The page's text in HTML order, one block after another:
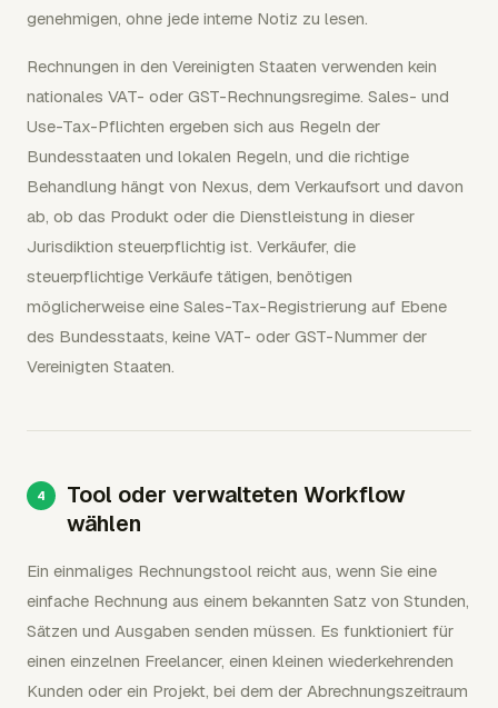
genehmigen, ohne jede interne Notiz zu lesen.
Rechnungen in den Vereinigten Staaten verwenden kein
nationales VAT- oder GST-Rechnungsregime. Sales- und
Use-Tax-Pflichten ergeben sich aus Regeln der
Bundesstaaten und lokalen Regeln, und die richtige
Behandlung hängt von Nexus, dem Verkaufsort und davon
ab, ob das Produkt oder die Dienstleistung in dieser
Jurisdiktion steuerpflichtig ist. Verkäufer, die
steuerpflichtige Verkäufe tätigen, benötigen
möglicherweise eine Sales-Tax-Registrierung auf Ebene
des Bundesstaats, keine VAT- oder GST-Nummer der
Vereinigten Staaten.
Tool oder verwalteten Workflow
wählen
Ein einmaliges Rechnungstool reicht aus, wenn Sie eine
einfache Rechnung aus einem bekannten Satz von Stunden,
Sätzen und Ausgaben senden müssen. Es funktioniert für
einen einzelnen Freelancer, einen kleinen wiederkehrenden
Kunden oder ein Projekt, bei dem der Abrechnungszeitraum